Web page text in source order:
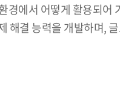
경에서 어떻게 활용되
해결 능력을 개발하며,